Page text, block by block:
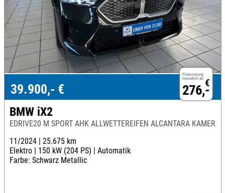
Finanzierung
monatlich ab €
276,-
39.900,- €
BMW iX2
EDRIVE20 M SPORT AHK ALLWETTEREIFEN ALCANTARA KAMERA
11/2024 | 25.675 km
Elektro | 150 kW (204 PS) | Automatik
Farbe: Schwarz Metallic